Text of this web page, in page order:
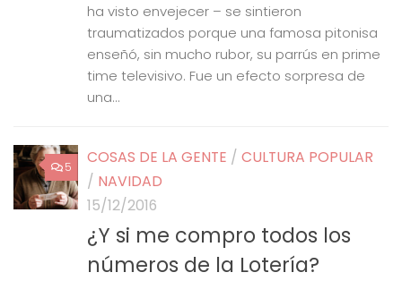
ha visto envejecer – se sintieron
traumatizados porque una famosa pitonisa
enseñó, sin mucho rubor, su parrús en prime
time televisivo. Fue un efecto sorpresa de
una...
5 COSAS DE LA GENTE / CULTURA POPULAR
/ NAVIDAD
15/12/2016
¿Y si me compro todos los
números de la Lotería?